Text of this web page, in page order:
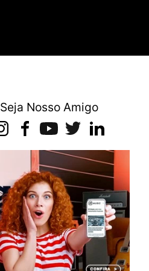
Seja Nosso Amigo